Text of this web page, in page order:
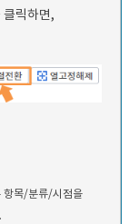
클릭하면,
항목/분류/시점을